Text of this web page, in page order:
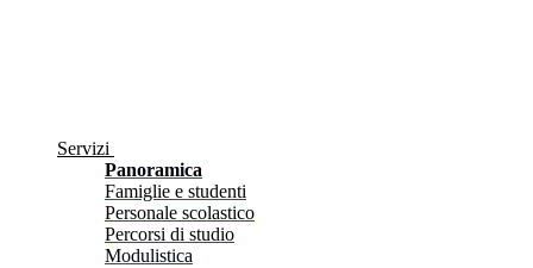
Servizi
Panoramica
Famiglie e studenti
Personale scolastico
Percorsi di studio
Modulistica